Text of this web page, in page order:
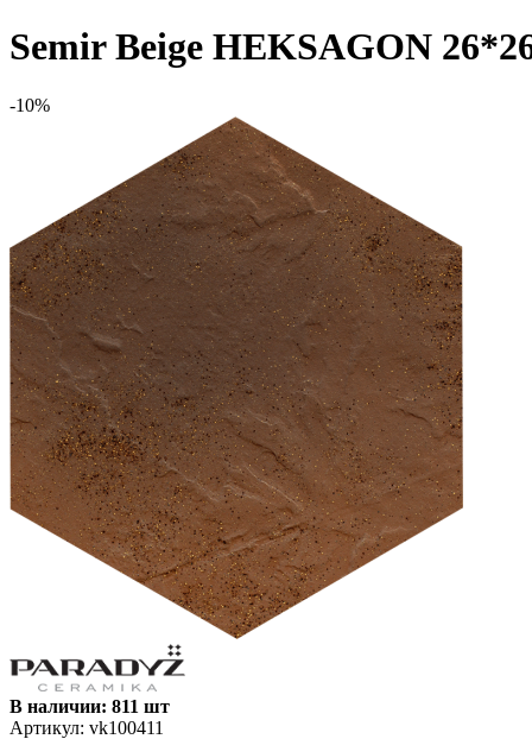
Semir Beige HEKSAGON
-10%
В наличии: 811 шт
Артикул: vk100411